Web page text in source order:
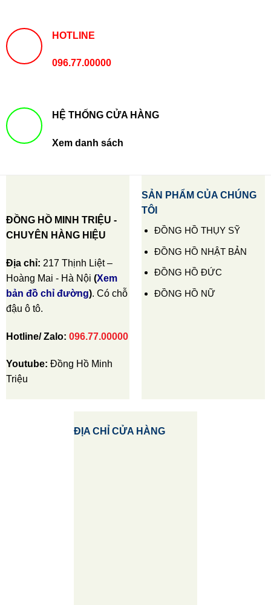
HOTLINE
096.77.00000
HỆ THỐNG CỬA HÀNG
Xem danh sách
ĐỒNG HỒ MINH TRIỆU -
CHUYÊN HÀNG HIỆU
Địa chỉ: 217 Thịnh Liệt –
Hoàng Mai - Hà Nội (Xem
bản đồ chỉ đường). Có chỗ
đậu ô tô.
Hotline/ Zalo: 096.77.00000
Youtube: Đồng Hồ Minh
Triệu
SẢN PHẨM CỦA CHÚNG
TÔI
ĐỒNG HỒ THỤY SỸ
ĐỒNG HỒ NHẬT BẢN
ĐỒNG HỒ ĐỨC
ĐỒNG HỒ NỮ
ĐỊA CHỈ CỬA HÀNG